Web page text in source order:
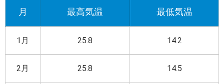
月 最高気温 最低気温
1月 25.8 14.2
2月 25.8 14.5